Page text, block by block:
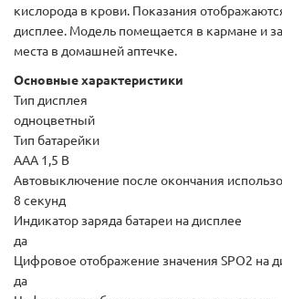
кислорода в крови. Показания
дисплее. Модель помещается в кармане и
места в домашней аптечке.
Основные характеристики
Тип дисплея
одноцветный
Тип батарейки
ААА 1,5 В
Автовыключение после окончания
8 секунд
Индикатор заряда батареи на дисплее
да
Цифровое отображение значения SPO2 на
да